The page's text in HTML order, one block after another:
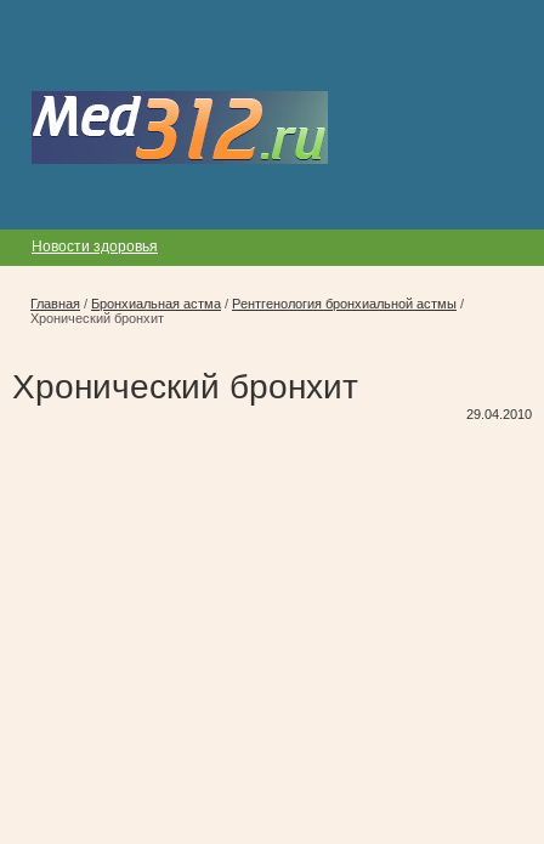
Новости здоровья
Главная / Бронхиальная астма / Рентгенология бронхиальной астмы /
Хронический бронхит
Хронический бронхит
29.04.2010